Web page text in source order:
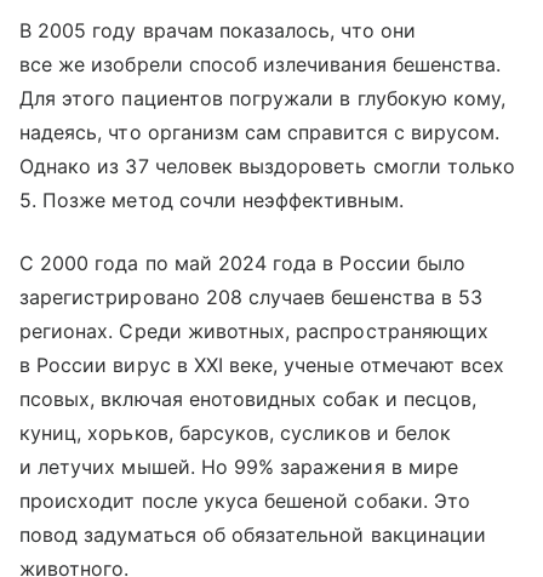
В 2005 году врачам показалось, что они
все же изобрели способ излечивания бешенства.
Для этого пациентов погружали в глубокую кому,
надеясь, что организм сам справится с вирусом.
Однако из 37 человек выздороветь смогли только
5. Позже метод сочли неэффективным.
С 2000 года по май 2024 года в России было
зарегистрировано 208 случаев бешенства в 53
регионах. Среди животных, распространяющих
в России вирус в XXI веке, ученые отмечают всех
псовых, включая енотовидных собак и песцов,
куниц, хорьков, барсуков, сусликов и белок
и летучих мышей. Но 99% заражения в мире
происходит после укуса бешеной собаки. Это
повод задуматься об обязательной вакцинации
животного.